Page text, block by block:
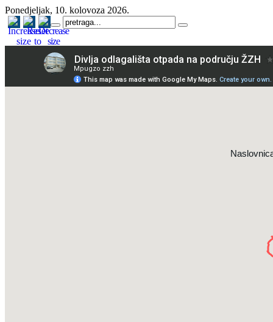
Ponedjeljak, 10. kolovoza 2026.